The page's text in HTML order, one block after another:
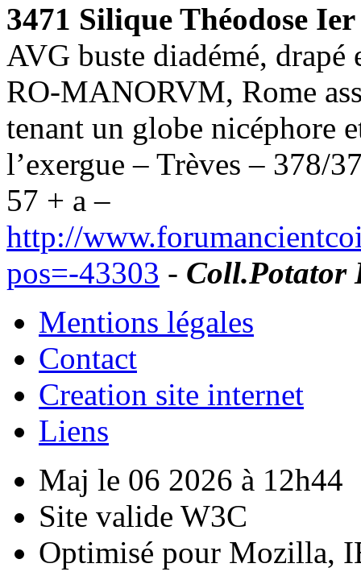
3471 Silique Théodose Ier
AVG buste diadémé,
RO-MANORVM, Rome
tenant un globe nicéphore
l’exergue – Trèves – 378/
57 + a –
http://
pos=-43303 - Coll.Potator
Mentions légales
Contact
Creation site internet
Liens
Maj le 06 2026 à 12h44
Site valide W3C
Optimisé pour Mozilla,